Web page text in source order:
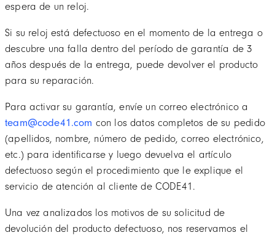
espera de un reloj.
Si su reloj está defectuoso en el momento de la entrega o
descubre una falla dentro del período de garantía de 3
años después de la entrega, puede devolver el producto
para su reparación.
Para activar su garantía, envíe un correo electrónico a
team@code41.com con los datos completos de su pedido
(apellidos, nombre, número de pedido, correo electrónico,
etc.) para identificarse y luego devuelva el artículo
defectuoso según el procedimiento que le explique el
servicio de atención al cliente de CODE41.
Una vez analizados los motivos de su solicitud de
devolución del producto defectuoso, nos reservamos el